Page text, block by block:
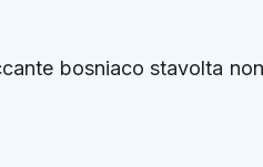
bosniaco stavolta